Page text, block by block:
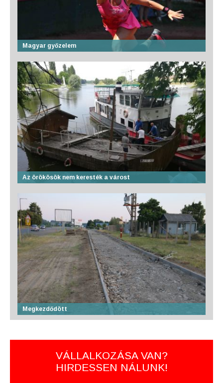
Magyar győzelem
Az örökösök nem keresték a várost
Megkezdődött
VÁLLALKOZÁSA VAN?
HIRDESSEN NÁLUNK!